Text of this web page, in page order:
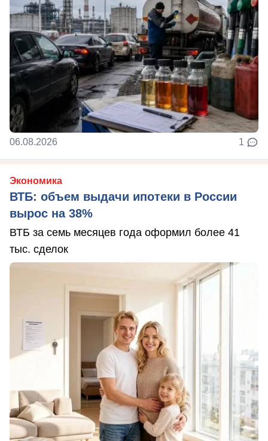
06.08.2026 1
Экономика
ВТБ: объем выдачи ипотеки в России
вырос на 38%
ВТБ за семь месяцев года оформил более 41
тыс. сделок